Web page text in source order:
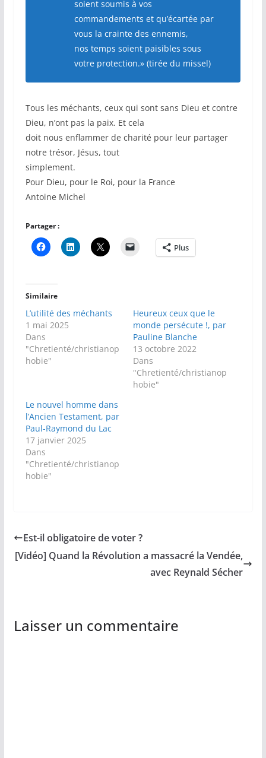
soient soumis à vos
commandements et qu’écartée par
vous la crainte des ennemis,
nos temps soient paisibles sous
votre protection.» (tirée du missel)
Tous les méchants, ceux qui sont sans Dieu et contre
Dieu, n’ont pas la paix. Et cela
doit nous enflammer de charité pour leur partager
notre trésor, Jésus, tout
simplement.
Pour Dieu, pour le Roi, pour la France
Antoine Michel
Partager :
Plus
Similaire
L’utilité des méchants
1 mai 2025
Dans
"Chretienté/christianop
hobie"
Heureux ceux que le
monde persécute !, par
Pauline Blanche
13 octobre 2022
Dans
"Chretienté/christianop
hobie"
Le nouvel homme dans
l’Ancien Testament, par
Paul-Raymond du Lac
17 janvier 2025
Dans
"Chretienté/christianop
hobie"
Est-il obligatoire de voter ?
[Vidéo] Quand la Révolution a massacré la Vendée,
avec Reynald Sécher
Laisser un commentaire